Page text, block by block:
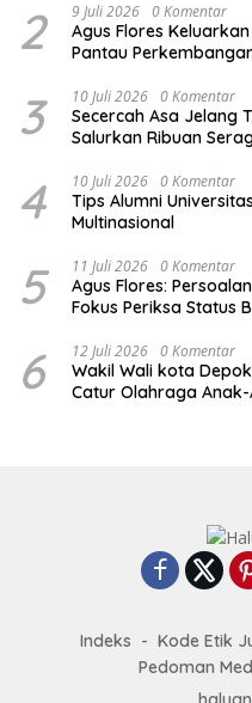
2 9 Juli 2026 0 Komentar
Agus Flores
Pantau
3 10 Juli 2026 0 Komentar
Secercah Asa Jelang
Salurkan Ribuan
4 10 Juli 2026 0 Komentar
Tips Alumni
Multinasional
5 11 Juli 2026 0 Komentar
Agus Flores:
Fokus Periksa Status
6 12 Juli 2026 0 Komentar
Wakil Wali kota
Catur Olahraga
Indeks Kode Etik
Pedoman